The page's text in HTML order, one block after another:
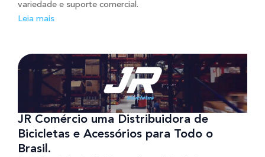
variedade e suporte comercial.
Leia mais
JR Comércio uma Distribuidora de
Bicicletas e Acessórios para Todo o
Brasil.